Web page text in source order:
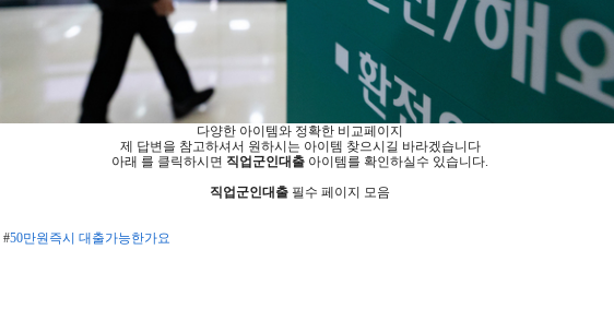
다양한 아이템와 정확한 비교페이지
제 답변을 참고하셔서 원하시는 아이템 찾으시길 바라겠습니다
아래 를 클릭하시면 직업군인대출 아이템를 확인하실수 있습니다.
직업군인대출 필수 페이지 모음
#50만원즉시 대출가능한가요